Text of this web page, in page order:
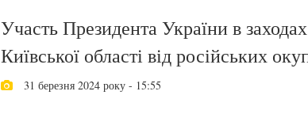
Участь Президента України в
Київської області від російських
31 березня 2024 року - 15:55